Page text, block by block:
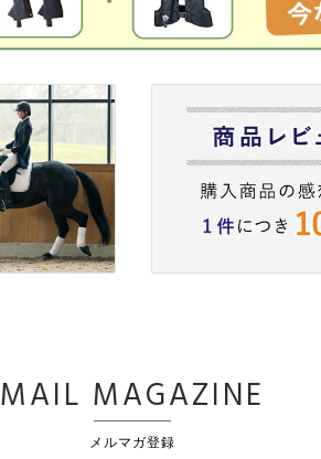
MAIL MAGAZINE
メルマガ登録